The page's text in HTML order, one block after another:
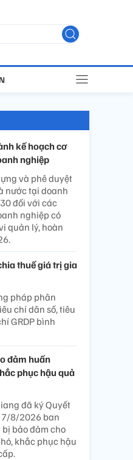
kế hoạch cơ
nghiệp
và phê duyệt
nước tại doanh
đối với các
nghiệp có
quản lý, hoàn
thuế giá trị gia
pháp phân
chí dân số, tiêu
GRDP bình
đảm huấn
phục hậu quả
đã ký Quyết
7/8/2026 ban
bảo đảm cho
khắc phục hậu